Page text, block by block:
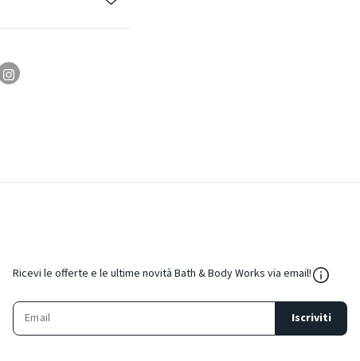
Ricevi le offerte e le ultime novità Bath & Body Works via email!
Iscriviti